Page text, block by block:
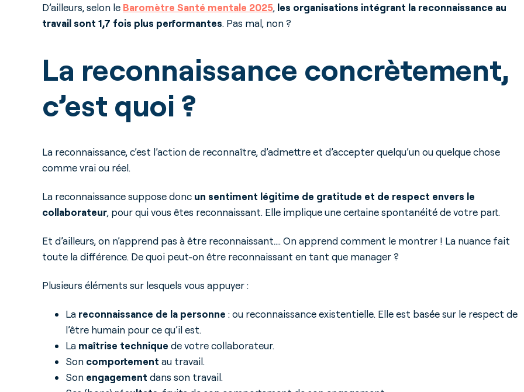
D’ailleurs, selon le Baromètre Santé mentale 2025, les organisations intégrant la reconnaissance au
travail sont 1,7 fois plus performantes. Pas mal, non ?
La reconnaissance concrètement,
c’est quoi ?
La reconnaissance, c’est l’action de reconnaître, d’admettre et d’accepter quelqu’un ou quelque chose
comme vrai ou réel.
La reconnaissance suppose donc un sentiment légitime de gratitude et de respect envers le
collaborateur, pour qui vous êtes reconnaissant. Elle implique une certaine spontanéité de votre part.
Et d’ailleurs, on n’apprend pas à être reconnaissant…. On apprend comment le montrer ! La nuance fait
toute la différence. De quoi peut-on être reconnaissant en tant que manager ?
Plusieurs éléments sur lesquels vous appuyer :
La reconnaissance de la personne : ou reconnaissance existentielle. Elle est basée sur le respect de
l’être humain pour ce qu’il est.
La maîtrise technique de votre collaborateur.
Son comportement au travail.
Son engagement dans son travail.